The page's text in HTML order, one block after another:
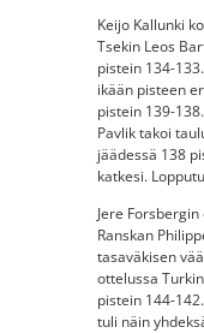
Keijo Kallunki
Tsekin Leos
pistein 134-
ikään pisteen
pistein 139-
Pavlik takoi
jäädessä 138
katkesi.
Jere
Ranskan
tasaväkisen
ottelussa
pistein 144-
tuli näin